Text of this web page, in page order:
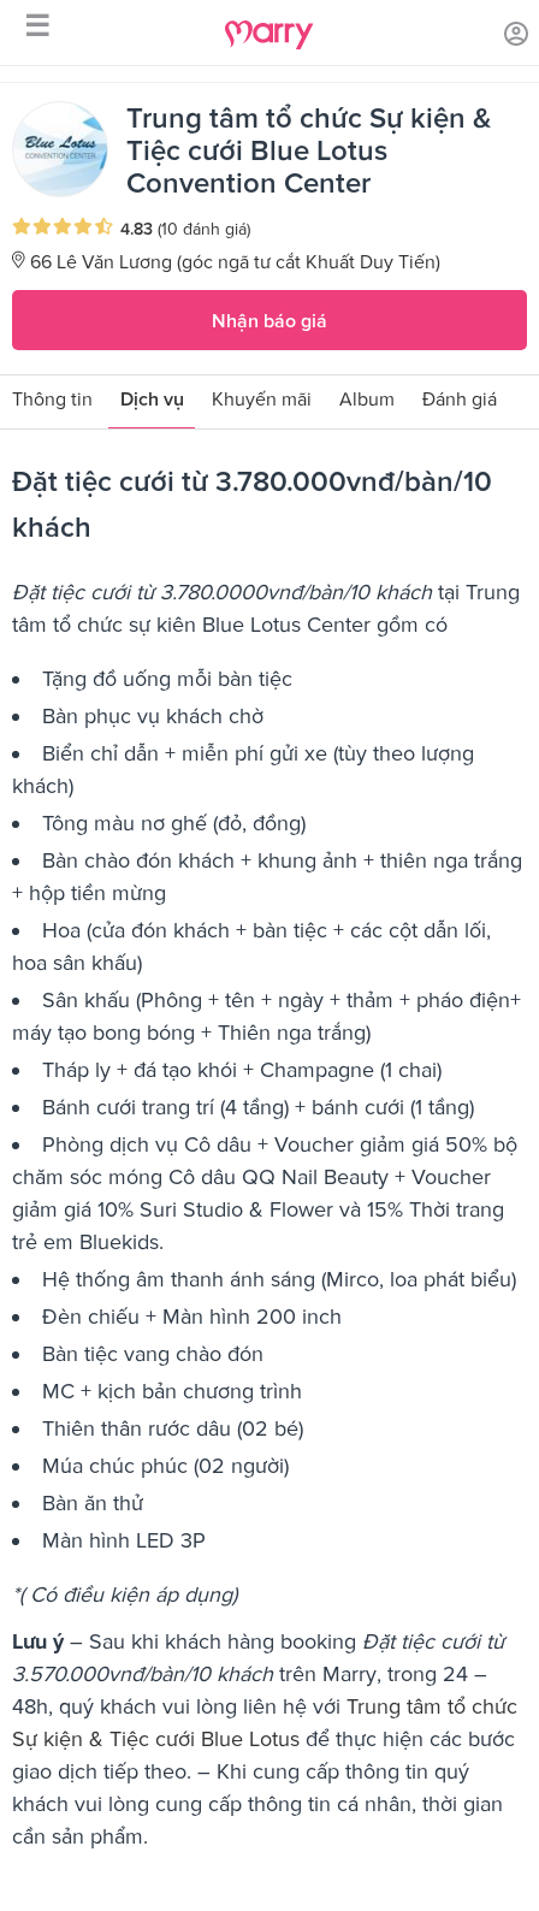
☰
Trang chủ Sản phẩm dịch vụ /
Đặt tiệc cưới từ
Trung tâm tổ chức Sự kiện &
Tiệc cưới Blue Lotus
Convention Center
4.83 (10 đánh giá)
66 Lê Văn Lương (góc ngã tư cắt Khuất Duy Tiến)
Nhận báo giá
Thông tin Dịch vụ Khuyến mãi Album Đánh giá
Đặt tiệc cưới từ 3.780.000vnđ/bàn/10
khách
Đặt tiệc cưới từ 3.780.0000vnđ/bàn/10 kháchtại Trung
tâm tổ chức sự kiên Blue Lotus Center gồm có
Tặng đồ uống mỗi bàn tiệc
Bàn phục vụ khách chờ
Biển chỉ dẫn + miễn phí gửi xe (tùy theo lượng
khách)
Tông màu nơ ghế (đỏ, đồng)
Bàn chào đón khách + khung ảnh + thiên nga trắng
+ hộp tiền mừng
Hoa (cửa đón khách + bàn tiệc + các cột dẫn lối,
hoa sân khấu)
Sân khấu (Phông + tên + ngày + thảm + pháo điện+
máy tạo bong bóng + Thiên nga trắng)
Tháp ly + đá tạo khói + Champagne (1 chai)
Bánh cưới trang trí (4 tầng) + bánh cưới (1 tầng)
Phòng dịch vụ Cô dâu + Voucher giảm giá 50% bộ
chăm sóc móng Cô dâu QQ Nail Beauty + Voucher
giảm giá 10% Suri Studio & Flower và 15% Thời trang
trẻ em Bluekids.
Hệ thống âm thanh ánh sáng (Mirco, loa phát biểu)
Đèn chiếu + Màn hình 200 inch
Bàn tiệc vang chào đón
MC + kịch bản chương trình
Thiên thân rước dâu (02 bé)
Múa chúc phúc (02 người)
Bàn ăn thử
Màn hình LED 3P
*( Có điều kiện áp dụng)
Lưu ý– Sau khi khách hàng booking Đặt tiệc cưới từ
3.570.000vnđ/bàn/10 kháchtrên Marry, trong 24 –
48h, quý khách vui lòng liên hệ với Trung tâm tổ chức
Sự kiện & Tiệc cưới Blue Lotus để thực hiện các bước
giao dịch tiếp theo. – Khi cung cấp thông tin quý
khách vui lòng cung cấp thông tin cá nhân, thời gian
cần sản phẩm.